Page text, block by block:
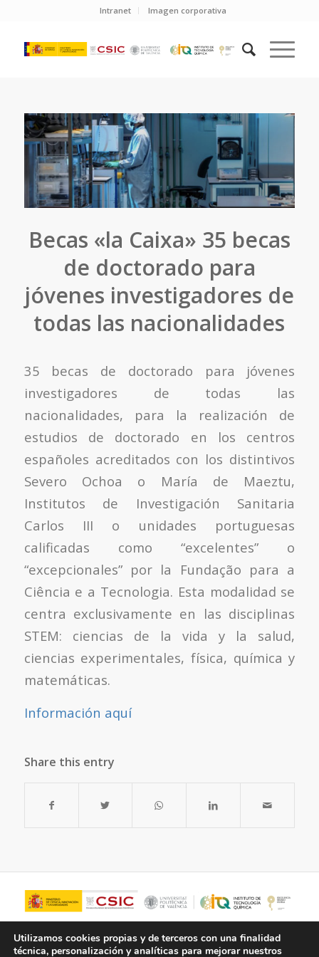
Intranet Imagen corporativa
Becas «la Caixa» 35 becas
de doctorado para
jóvenes investigadores de
todas las nacionalidades
35 becas de doctorado para jóvenes
investigadores de todas las
nacionalidades, para la realización de
estudios de doctorado en los centros
españoles acreditados con los distintivos
Severo Ochoa o María de Maeztu,
Institutos de Investigación Sanitaria
Carlos III o unidades portuguesas
calificadas como “excelentes” o
“excepcionales” por la Fundação para a
Ciência e a Tecnologia. Esta modalidad se
centra exclusivamente en las disciplinas
STEM: ciencias de la vida y la salud,
ciencias experimentales, física, química y
matemáticas.
Información aquí
Share this entry
Utilizamos cookies propias y de terceros con una finalidad
técnica, personalización y analíticas para mejorar nuestros